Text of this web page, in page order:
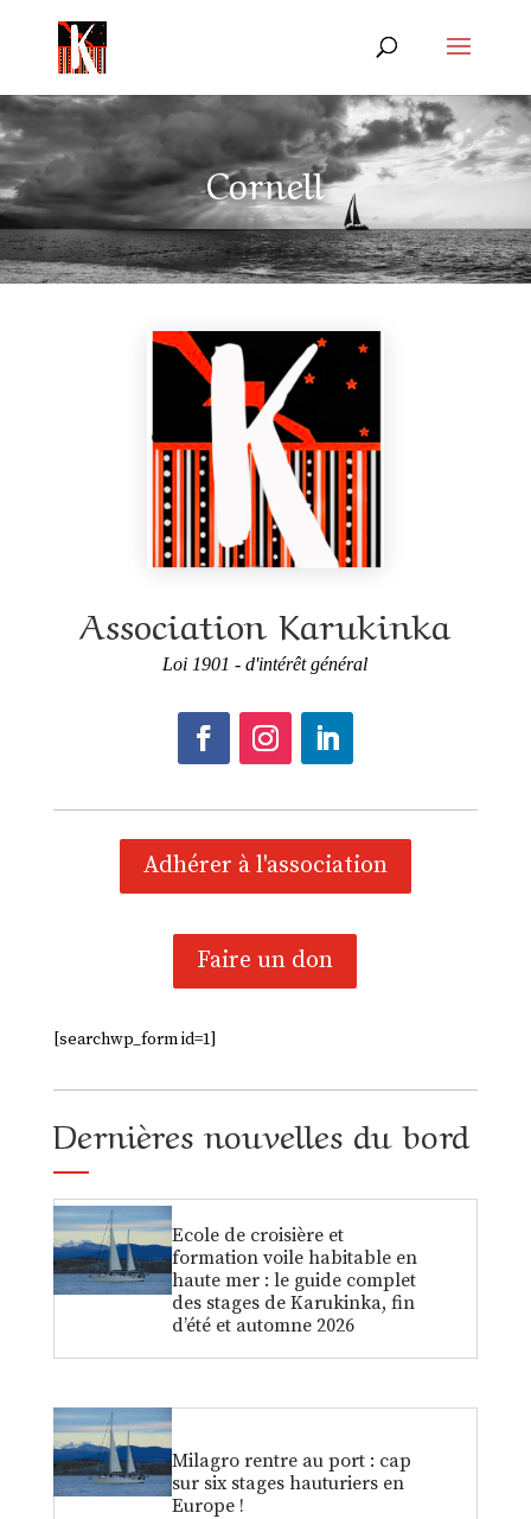
Cornell
Association Karukinka
Loi 1901 - d'intérêt général
Adhérer à l'association
Faire un don
[searchwp_form id=1]
Dernières nouvelles du bord
Ecole de croisière et
formation voile habitable en
haute mer : le guide complet
des stages de Karukinka, fin
d’été et automne 2026
Milagro rentre au port : cap
sur six stages hauturiers en
Europe !